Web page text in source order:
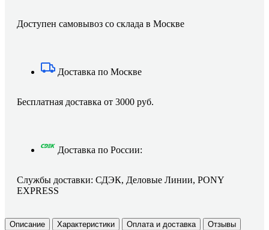
Доступен самовывоз со склада в Москве
Доставка по Москве
Бесплатная доставка от 3000 руб.
Доставка по России:
Службы доставки: СДЭК, Деловые Линии, PONY
EXPRESS
Описание Характеристики Оплата и доставка Отзывы